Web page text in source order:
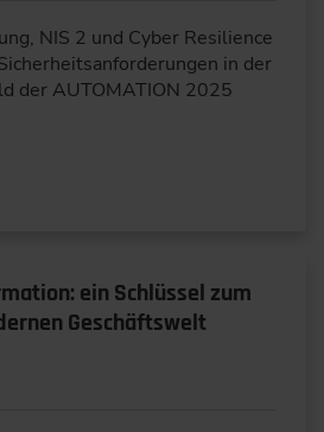
NIS 2 und Cyber Resilience
in der
der AUTOMATION 2025
ein Schlüssel zum
Geschäftswelt